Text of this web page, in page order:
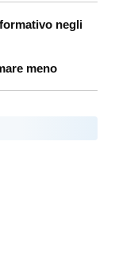
negli
meno